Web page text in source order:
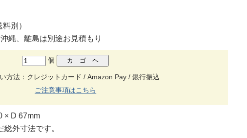
別）
縄、離島は別途お見積もり
個
方法：クレジットカード / Amazon Pay / 銀行振込
ご注意事項はこちら
× D 67mm
外寸法です。